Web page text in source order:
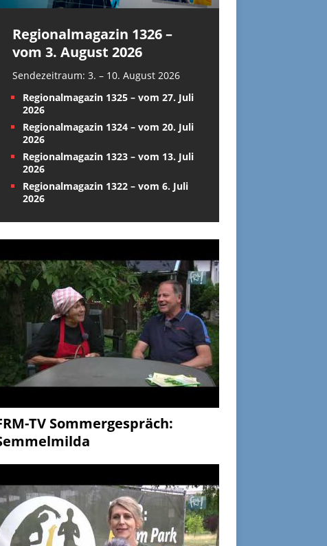
Regionalmagazin 1326 –
vom 3. August 2026
Sendezeitraum: 3. – 10. August 2026
Regionalmagazin 1325 – vom 27. Juli
2026
Regionalmagazin 1324 – vom 20. Juli
2026
Regionalmagazin 1323 – vom 13. Juli
2026
Regionalmagazin 1322 – vom 6. Juli
2026
TV Sommergespräch: